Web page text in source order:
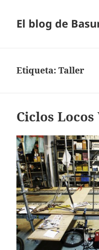
El blog de
Etiqueta:Taller
Ciclos Locos